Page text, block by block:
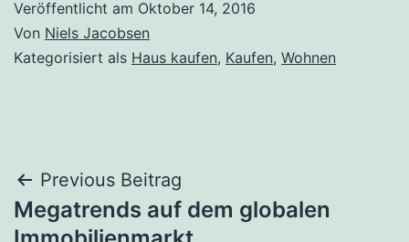
Veröffentlicht am Oktober 14, 2016
Von Niels Jacobsen
Kategorisiert als Haus kaufen, Kaufen, Wohnen
Beitragsnavigation
Previous Beitrag
Megatrends auf dem globalen